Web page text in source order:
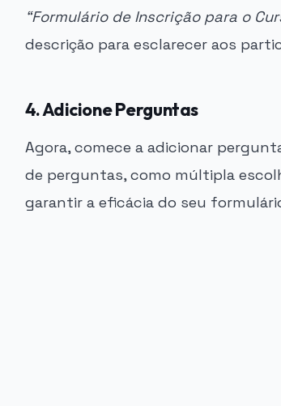
“Formulário de Inscrição para o
descrição para esclarecer aos
4. Adicione Perguntas
Agora, comece a adicionar
de perguntas, como múltipla
garantir a eficácia do seu